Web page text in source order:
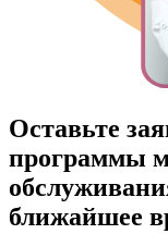
Оставьте
программы
ближайшее